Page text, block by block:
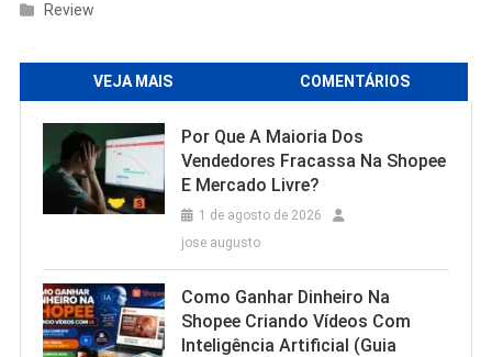
Review
VEJA MAIS COMENTÁRIOS
Por Que A Maioria Dos
Vendedores Fracassa Na Shopee
E Mercado Livre?
1 de agosto de 2026
jose augusto
Como Ganhar Dinheiro Na
Shopee Criando Vídeos Com
Inteligência Artificial (Guia